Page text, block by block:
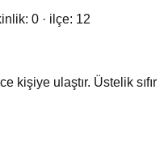
0 · ilçe: 12
kişiye ulaştır. Üstelik sıfır